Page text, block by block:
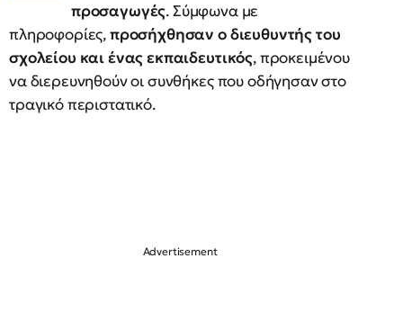
προσαγωγές. Σύμφωνα με
πληροφορίες,προσήχθησαν ο διευθυντής του
σχολείου και ένας εκπαιδευτικός, προκειμένου
να διερευνηθούν οι συνθήκες που οδήγησαν στο
τραγικό περιστατικό.